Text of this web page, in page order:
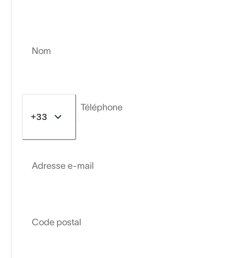
Nom
+33
Téléphone
Adresse e-mail
Code postal